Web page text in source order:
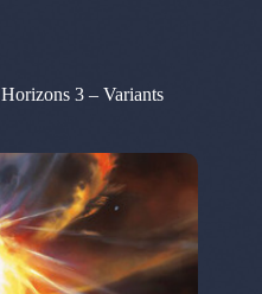
3 – Variants